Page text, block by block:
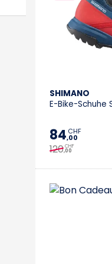
SHIMANO
E-Bike-Schuhe
84,00
CHF
120,00
CHF